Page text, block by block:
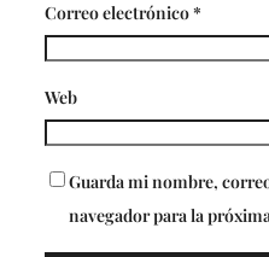
Correo electrónico*
Web
Guarda mi nombre,
navegador para la